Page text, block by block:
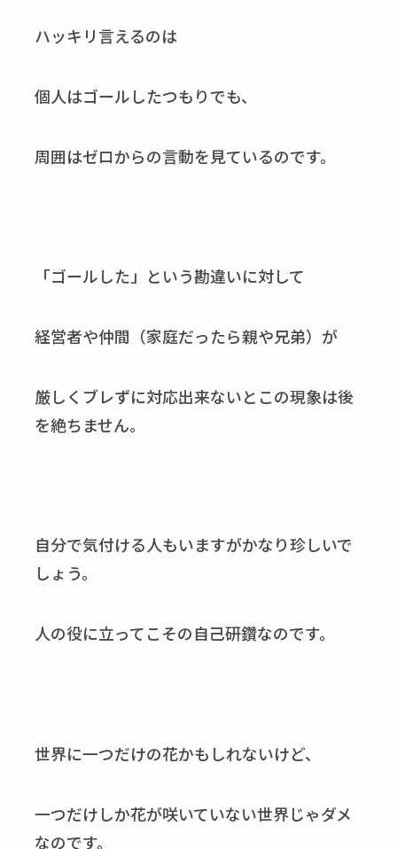
ハッキリ言えるのは
個人はゴールしたつもりでも、
周囲はゼロからの言動を見ているのです。
「ゴールした」という勘違いに対して
経営者や仲間（家庭だったら親や兄弟）が
厳しくブレずに対応出来ないとこの現象は後
を絶ちません。
自分で気付ける人もいますがかなり珍しいで
しょう。
人の役に立ってこその自己研鑽なのです。
世界に一つだけの花かもしれないけど、
一つだけしか花が咲いていない世界じゃダメ
なのです。